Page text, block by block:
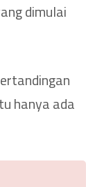
dimulai
hanya ada